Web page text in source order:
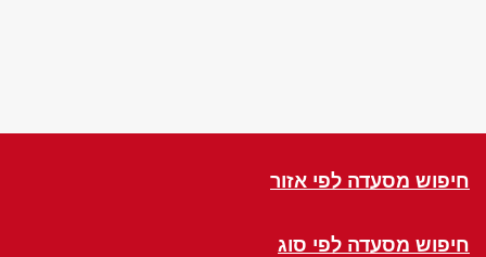
חיפוש מסעדה לפי אזור
חיפוש מסעדה לפי סוג